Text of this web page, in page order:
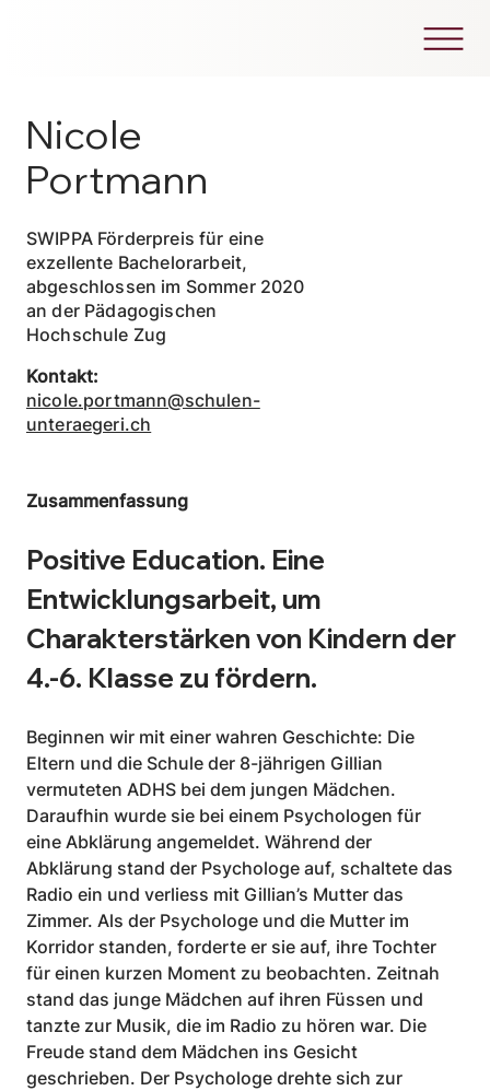
Nicole
Portmann
SWIPPA Förderpreis für eine
exzellente Bachelorarbeit,
abgeschlossen im Sommer 2020
an der Pädagogischen
Hochschule Zug
Kontakt:
nicole.portmann@schulen-
unteraegeri.ch
Zusammenfassung
Positive Education. Eine
Entwicklungsarbeit, um
Charakterstärken von Kindern der
4.-6. Klasse zu fördern.
Beginnen wir mit einer wahren Geschichte: Die
Eltern und die Schule der 8-jährigen Gillian
vermuteten ADHS bei dem jungen Mädchen.
Daraufhin wurde sie bei einem Psychologen für
eine Abklärung angemeldet. Während der
Abklärung stand der Psychologe auf, schaltete das
Radio ein und verliess mit Gillian’s Mutter das
Zimmer. Als der Psychologe und die Mutter im
Korridor standen, forderte er sie auf, ihre Tochter
für einen kurzen Moment zu beobachten. Zeitnah
stand das junge Mädchen auf ihren Füssen und
tanzte zur Musik, die im Radio zu hören war. Die
Freude stand dem Mädchen ins Gesicht
geschrieben. Der Psychologe drehte sich zur